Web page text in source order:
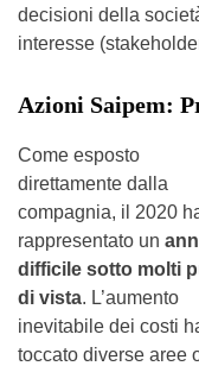
decisioni della
interesse
Azioni Saipem:
Come esposto
direttamente dalla
compagnia, il 2020
rappresentato un
difficile sotto molti
di vista. L’aumento
inevitabile dei costi
toccato diverse aree